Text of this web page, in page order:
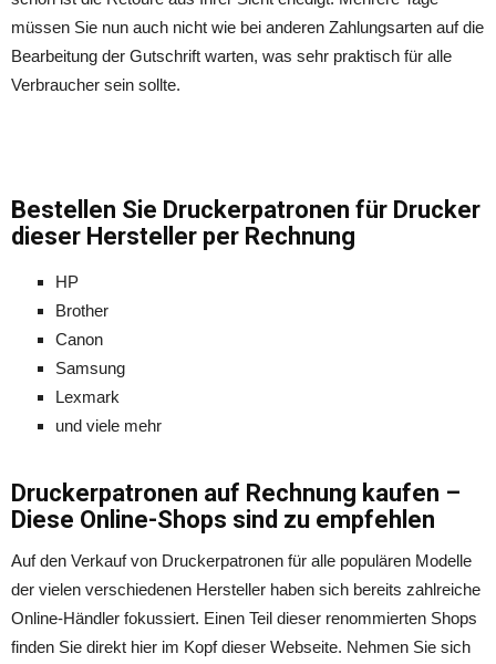
müssen Sie nun auch nicht wie bei anderen Zahlungsarten auf die
Bearbeitung der Gutschrift warten, was sehr praktisch für alle
Verbraucher sein sollte.
Bestellen Sie Druckerpatronen für Drucker
dieser Hersteller per Rechnung
HP
Brother
Canon
Samsung
Lexmark
und viele mehr
Druckerpatronen auf Rechnung kaufen –
Diese Online-Shops sind zu empfehlen
Auf den Verkauf von Druckerpatronen für alle populären Modelle
der vielen verschiedenen Hersteller haben sich bereits zahlreiche
Online-Händler fokussiert. Einen Teil dieser renommierten Shops
finden Sie direkt hier im Kopf dieser Webseite. Nehmen Sie sich